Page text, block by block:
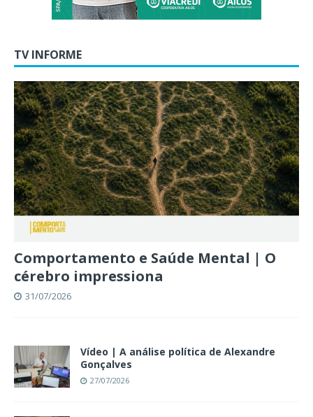
TV INFORME
Comportamento e Saúde Mental | O
cérebro impressiona
31/07/2026
Vídeo | A análise política de Alexandre
Gonçalves
27/07/2026